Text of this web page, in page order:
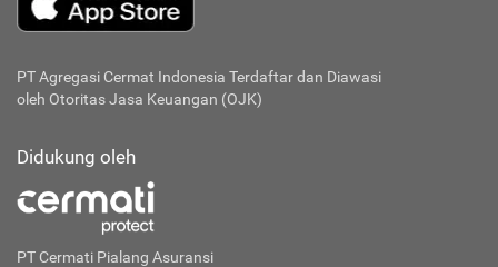
PT Agregasi Cermat Indonesia Terdaftar dan Diawasi
oleh Otoritas Jasa Keuangan (OJK)
Didukung oleh
PT Cermati Pialang Asuransi